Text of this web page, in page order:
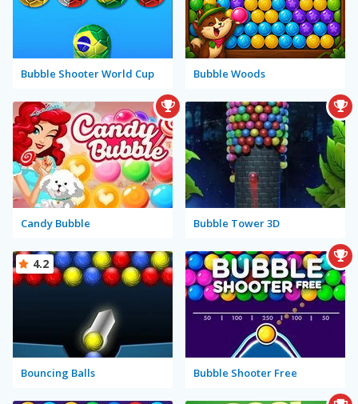
Bubble Shooter World Cup Bubble Woods
Candy Bubble Bubble Tower 3D
Bouncing Balls
4.2
Bubble Shooter Free